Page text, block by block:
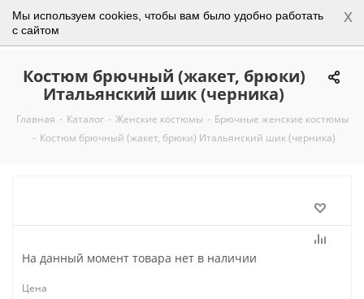
Мы используем cookies, чтобы вам было удобно работать
с сайтом
x
0
Костюм брючный (жакет, брюки)
Итальянский шик (черника)
Главная - Каталог - Женские костюмы - Брючные женские костюмы
- Костюм брючный (жакет, брюки) Итальянский шик (черника)
На данный момент товара нет в наличии
Цена